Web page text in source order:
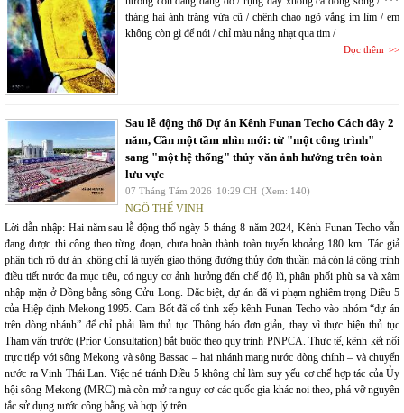
tháng hai ánh trăng vừa cũ / chênh chao ngõ vắng im lìm / em
không còn gì để nói / chỉ màu nắng nhạt qua tim /
Đọc thêm
Sau lễ động thổ Dự án Kênh Funan Techo Cách đây 2
năm, Cần một tầm nhìn mới: từ "một công trình"
sang "một hệ thống" thủy văn ảnh hưởng trên toàn
lưu vực
07 Tháng Tám 2026 10:29 CH (Xem: 140)
NGÔ THẾ VINH
Lời dẫn nhập: Hai năm sau lễ động thổ ngày 5 tháng 8 năm 2024, Kênh Funan Techo vẫn
đang được thi công theo từng đoạn, chưa hoàn thành toàn tuyến khoảng 180 km. Tác giả
phân tích rõ dự án không chỉ là tuyến giao thông đường thủy đơn thuần mà còn là công trình
điều tiết nước đa mục tiêu, có nguy cơ ảnh hưởng đến chế độ lũ, phân phối phù sa và xâm
nhập mặn ở Đồng bằng sông Cửu Long. Đặc biệt, dự án đã vi phạm nghiêm trọng Điều 5
của Hiệp định Mekong 1995. Cam Bốt đã cố tình xếp kênh Funan Techo vào nhóm “dự án
trên dòng nhánh” để chỉ phải làm thủ tục Thông báo đơn giản, thay vì thực hiện thủ tục
Tham vấn trước (Prior Consultation) bắt buộc theo quy trình PNPCA. Thực tế, kênh kết nối
trực tiếp với sông Mekong và sông Bassac – hai nhánh mang nước dòng chính – và chuyển
nước ra Vịnh Thái Lan. Việc né tránh Điều 5 không chỉ làm suy yếu cơ chế hợp tác của Ủy
hội sông Mekong (MRC) mà còn mở ra nguy cơ các quốc gia khác noi theo, phá vỡ nguyên
tắc sử dụng nước công bằng và hợp lý trên ...